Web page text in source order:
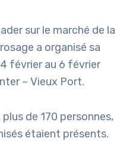
sur le marché de la
a organisé sa
février au 6 février
– Vieux Port.
de 170 personnes,
étaient présents.